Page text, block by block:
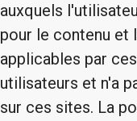
auxquels
pour le contenu et
applicables par
utilisateurs et n'a
sur ces sites. La